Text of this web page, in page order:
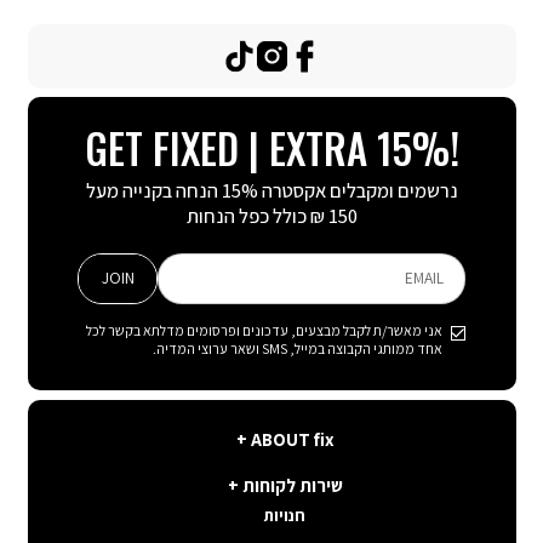
fix
ABOUT fix
קצת עלינו
תנאי שימוש באתר
לקוחות
שירות לקוחות
פה בשבילך
חנויות
GET FIXED | EXTRA 15%!
נרשמים ומקבלים אקסטרה 15% הנחה בקנייה מעל
150 ₪ כולל כפל הנחות
EMAIL
אני מאשר/ת לקבל מבצעים, עדכונים ופרסומים מדלתא בקשר לכל
אחד ממותגי הקבוצה במייל, SMS ושאר ערוצי המדיה.
JOIN